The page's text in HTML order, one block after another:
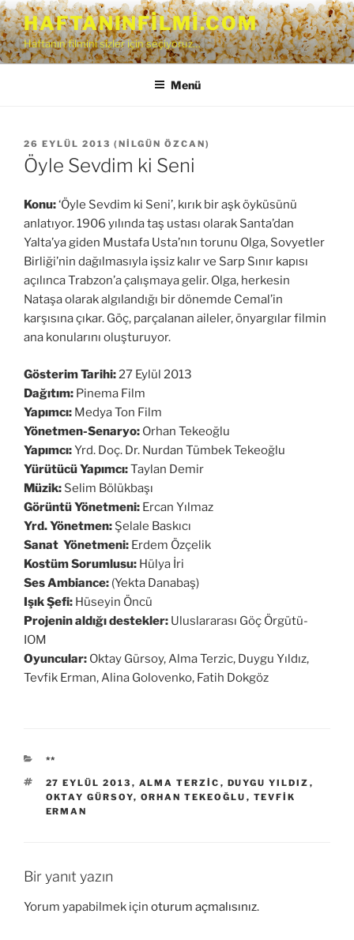
İçeriğe
geç HAFTANINFILMI.COM
Haftanın filmini sizler için seçiyoruz…
Menü
YAYIM
TARIHI
26 EYLÜL 2013 ( NILGÜN ÖZCAN)
Öyle Sevdim ki Seni
Konu:‘Öyle Sevdim ki Seni’, kırık bir aşk öyküsünü
anlatıyor. 1906 yılında taş ustası olarak Santa’dan
Yalta’ya giden Mustafa Usta’nın torunu Olga, Sovyetler
Birliği’nin dağılmasıyla işsiz kalır ve Sarp Sınır kapısı
açılınca Trabzon’a çalışmaya gelir. Olga, herkesin
Nataşa olarak algılandığı bir dönemde Cemal’in
karşısına çıkar. Göç, parçalanan aileler, önyargılar filmin
ana konularını oluşturuyor.
Gösterim Tarihi:27 Eylül 2013
Dağıtım: Pinema Film
Yapımcı: Medya Ton Film
Yönetmen-Senaryo: Orhan Tekeoğlu
Yapımcı:Yrd. Doç. Dr. Nurdan Tümbek Tekeoğlu
Yürütücü Yapımcı:Taylan Demir
Müzik: Selim Bölükbaşı
Görüntü Yönetmeni: Ercan Yılmaz
Yrd. Yönetmen: Şelale Baskıcı
Sanat Yönetmeni: Erdem Özçelik
Kostüm Sorumlusu: Hülya İri
Ses Ambiance: (Yekta Danabaş)
Işık Şefi: Hüseyin Öncü
Projenin aldığı destekler: Uluslararası Göç Örgütü-
IOM
Oyuncular: Oktay Gürsoy, Alma Terzic, Duygu Yıldız,
Tevfik Erman, Alina Golovenko, Fatih Dokgöz
KATEGORILER
**
ETIKETLER
27 EYLÜL 2013 , ALMA TERZIC , DUYGU YILDIZ ,
OKTAY GÜRSOY, ORHAN TEKEOĞLU , TEVFIK
ERMAN
Bir yanıt yazın
Yorum yapabilmek için oturum açmalısınız.